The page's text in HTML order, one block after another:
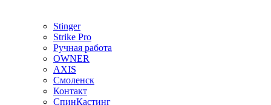
Stinger
Strike Pro
Ручная работа
OWNER
AXIS
Смоленск
Контакт
СпинКастинг